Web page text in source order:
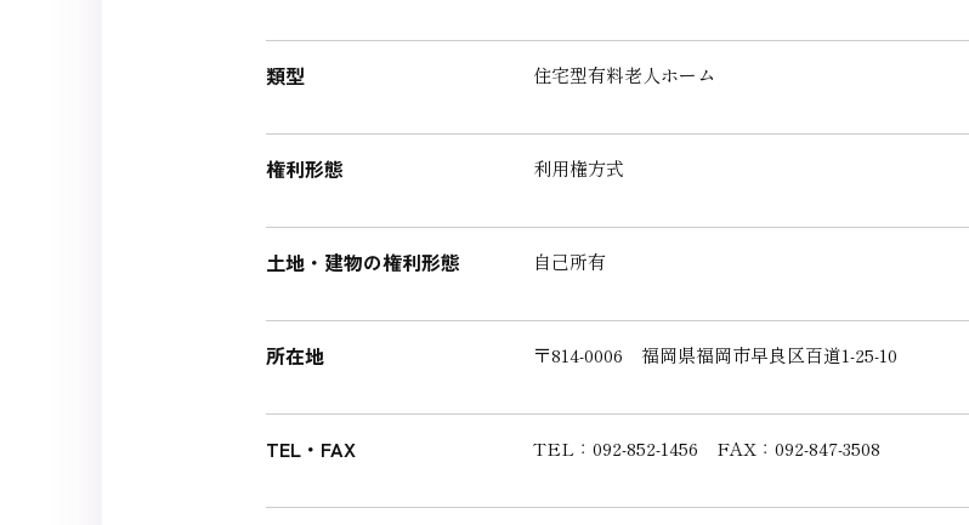
類型 住宅型有料老人ホーム
権利形態 利用権方式
土地・建物の権利形態 自己所有
所在地 〒814-0006 福岡県福岡市早良区百道1-25-10
TEL・FAX TEL：092-852-1456 FAX：092-847-3508